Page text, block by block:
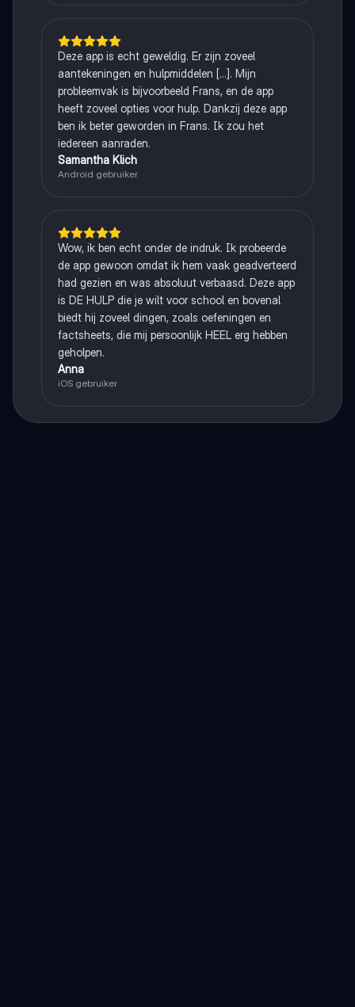
Deze app is echt geweldig. Er zijn zoveel
aantekeningen en hulpmiddelen [...]. Mijn
probleemvak is bijvoorbeeld Frans, en de app
heeft zoveel opties voor hulp. Dankzij deze app
ben ik beter geworden in Frans. Ik zou het
iedereen aanraden.
Samantha Klich
Android gebruiker
Wow, ik ben echt onder de indruk. Ik probeerde
de app gewoon omdat ik hem vaak geadverteerd
had gezien en was absoluut verbaasd. Deze app
is DE HULP die je wilt voor school en bovenal
biedt hij zoveel dingen, zoals oefeningen en
factsheets, die mij persoonlijk HEEL erg hebben
geholpen.
Anna
iOS gebruiker